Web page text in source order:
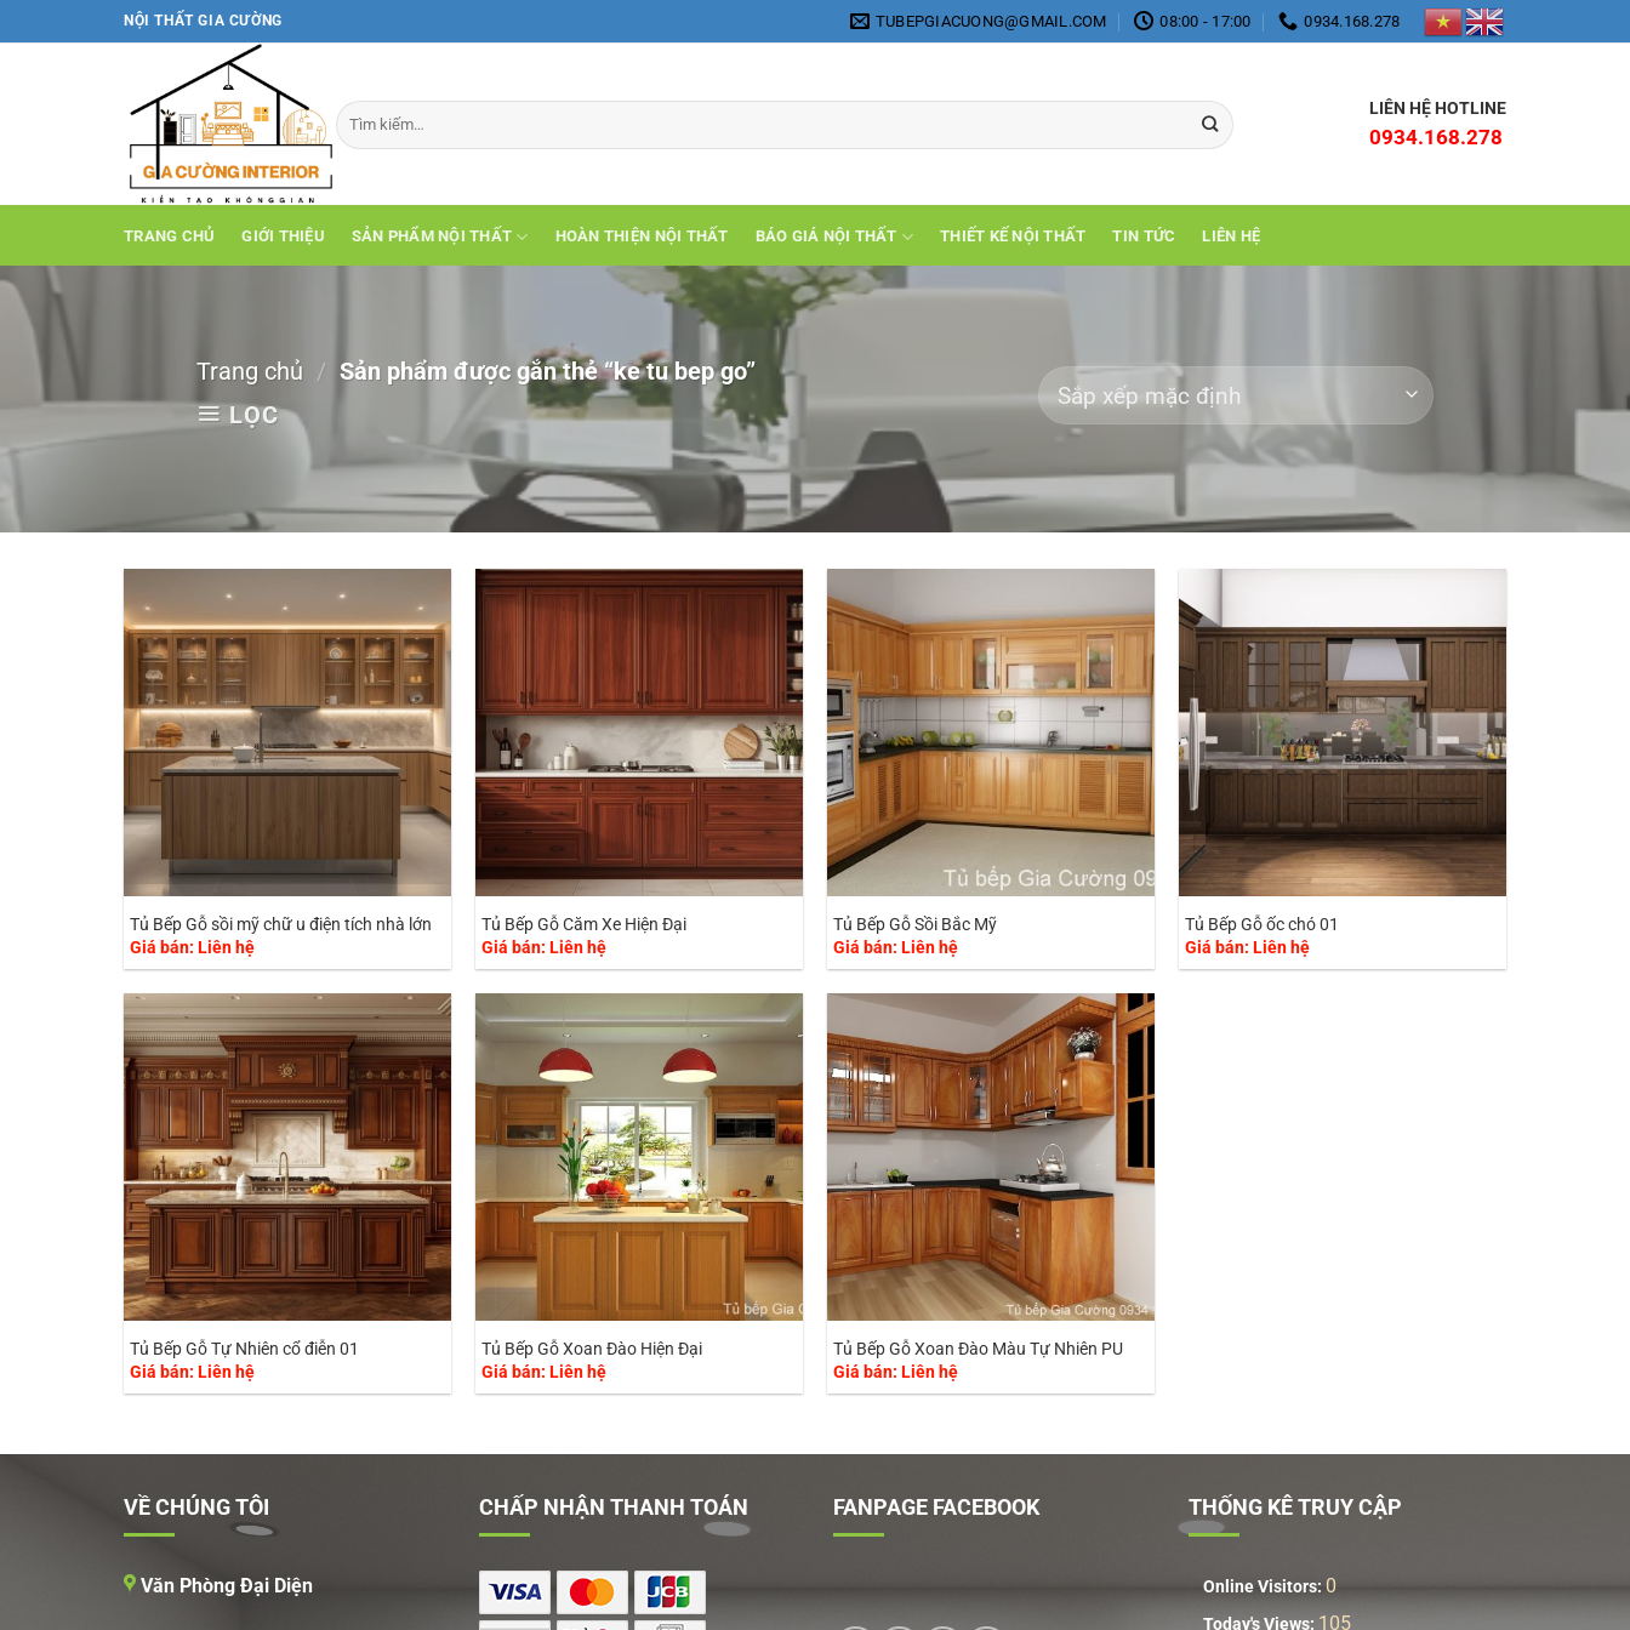
qua
NỘI THẤT GIA CƯỜNG TUBEPGIACUONG@GMAIL.COM 08:00 - 17:00 0934.168.278
LIÊN HỆ HOTLINE
0934.168.278
TRANG CHỦ GIỚI THIỆU SẢN PHẨM NỘI THẤT HOÀN THIỆN NỘI THẤT BÁO GIÁ NỘI THẤT THIẾT KẾ NỘI THẤT TIN TỨC LIÊN HỆ
Trang chủ / Sản phẩm được gắn thẻ “ke tu bep go”
LỌC
Tủ Bếp Gỗ sồi mỹ chữ u điện tích nhà lớn
Giá bán: Liên hệ
Tủ Bếp Gỗ Căm Xe Hiện Đại
Giá bán: Liên hệ
Tủ Bếp Gỗ Sồi Bắc Mỹ
Giá bán: Liên hệ
Tủ Bếp Gỗ ốc chó 01
Giá bán: Liên hệ
Tủ Bếp Gỗ Tự Nhiên cổ điễn 01
Giá bán: Liên hệ
Tủ Bếp Gỗ Xoan Đào Hiện Đại
Giá bán: Liên hệ
Tủ Bếp Gỗ Xoan Đào Màu Tự Nhiên PU
Giá bán: Liên hệ
VỀ CHÚNG TÔI
Văn Phòng Đại Diện
CHẤP NHẬN THANH TOÁN FANPAGE FACEBOOK THỐNG KÊ TRUY CẬP
Online Visitors: 0
Today's Views: 105